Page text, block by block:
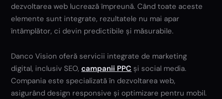
dezvoltarea web lucrează împreună. Când toate aceste
elemente sunt integrate, rezultatele nu mai apar
întâmplător, ci devin predictibile și măsurabile.
Danco Vision oferă servicii integrate de marketing
digital, inclusiv SEO,campanii PPC și social media.
Compania este specializată în dezvoltarea web,
asigurând design responsive și optimizare pentru mobil.